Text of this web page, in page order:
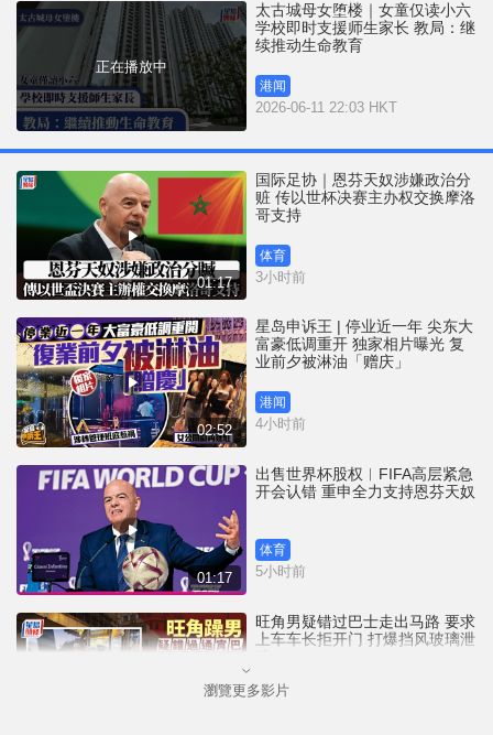
正在播放中
太古城母女堕楼｜女童仅读小六
学校即时支援师生家长 教局：继
续推动生命教育
港闻
2026-06-11 22:03 HKT
01:17
国际足协｜恩芬天奴涉嫌政治分
赃 传以世杯决赛主办权交换摩洛
哥支持
体育
3小时前
02:52
星岛申诉王 | 停业近一年 尖东大
富豪低调重开 独家相片曝光 复
业前夕被淋油「赠庆」
港闻
4小时前
01:17
出售世界杯股权︱FIFA高层紧急
开会认错 重申全力支持恩芬天奴
体育
5小时前
旺角男疑错过巴士走出马路 要求
上车车长拒开门 打爆挡风玻璃泄
港闻
瀏覽更多影片